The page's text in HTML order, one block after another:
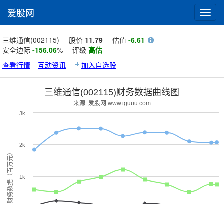
爱股网
三维通信(002115) 股价 11.79 估值 -6.61
安全边际 -156.06% 评级 高估
查看行情
互动资讯 加入自选股
财务数据（百万元）
三维通信(002115)财务数据曲线图
来源: 爱股网 www.iguuu.com
1k
2k
3k